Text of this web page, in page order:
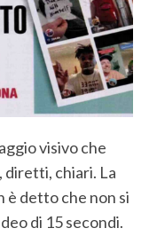
visivo che
diretti, chiari. La
è detto che non si
di 15 secondi.